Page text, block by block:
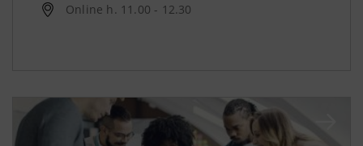
Online h. 11.00 - 12.30